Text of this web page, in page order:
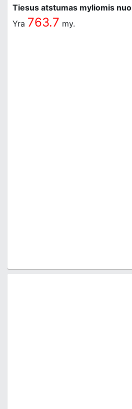
Tiesus atstumas myliomis nuo
Yra 763.7 my.